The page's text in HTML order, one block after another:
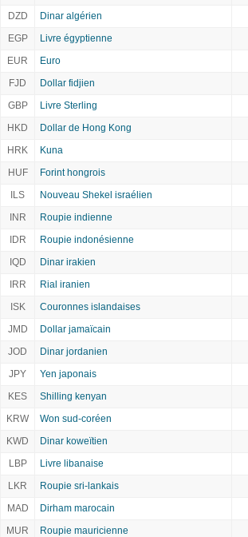
DZD
Dinar algérien
EGP
Livre égyptienne
EUR
Euro
FJD
Dollar fidjien
GBP
Livre Sterling
HKD
Dollar de Hong Kong
HRK
Kuna
HUF
Forint hongrois
ILS
Nouveau Shekel israélien
INR
Roupie indienne
IDR
Roupie indonésienne
IQD
Dinar irakien
IRR
Rial iranien
ISK
Couronnes islandaises
JMD
Dollar jamaïcain
JOD
Dinar jordanien
JPY
Yen japonais
KES
Shilling kenyan
KRW
Won sud-coréen
KWD
Dinar koweïtien
LBP
Livre libanaise
LKR
Roupie sri-lankais
MAD
Dirham marocain
MUR
Roupie mauricienne